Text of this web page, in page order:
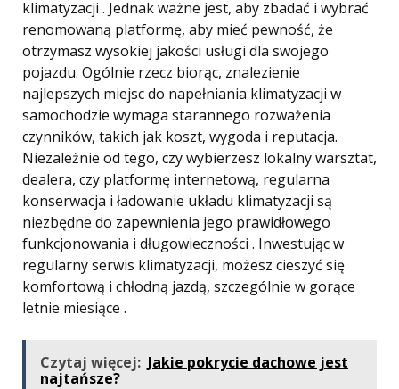
klimatyzacji . Jednak ważne jest, aby zbadać i wybrać
renomowaną platformę, aby mieć pewność, że
otrzymasz wysokiej jakości usługi dla swojego
pojazdu. Ogólnie rzecz biorąc, znalezienie
najlepszych miejsc do napełniania klimatyzacji w
samochodzie wymaga starannego rozważenia
czynników, takich jak koszt, wygoda i reputacja.
Niezależnie od tego, czy wybierzesz lokalny warsztat,
dealera, czy platformę internetową, regularna
konserwacja i ładowanie układu klimatyzacji są
niezbędne do zapewnienia jego prawidłowego
funkcjonowania i długowieczności . Inwestując w
regularny serwis klimatyzacji, możesz cieszyć się
komfortową i chłodną jazdą, szczególnie w gorące
letnie miesiące .
Czytaj więcej: Jakie pokrycie dachowe jest
najtańsze?